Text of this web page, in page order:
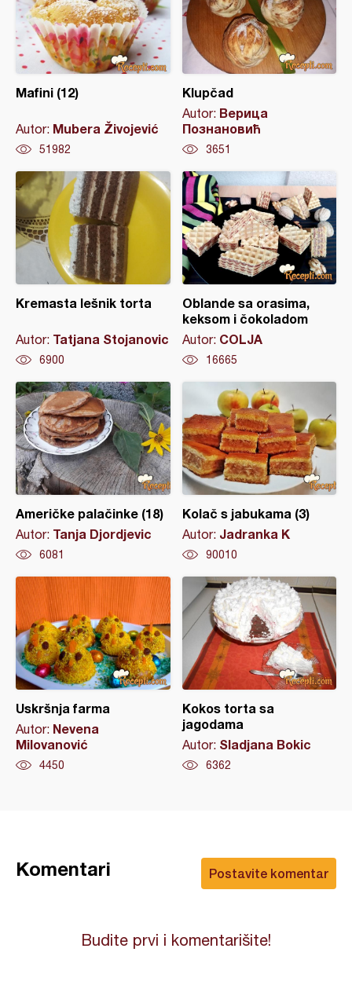
Mafini (12)
Autor: Mubera Živojević
51982
Klupčad
Autor: Верица
Познановић
3651
Kremasta lešnik torta
Autor: Tatjana Stojanovic
6900
Oblande sa orasima,
keksom i čokoladom
Autor: COLJA
16665
Američke palačinke (18)
Autor: Tanja Djordjevic
6081
Kolač s jabukama (3)
Autor: Jadranka K
90010
Uskršnja farma
Autor: Nevena
Milovanović
4450
Kokos torta sa
jagodama
Autor: Sladjana Bokic
6362
Postavite komentar
Komentari
Budite prvi i komentarišite!